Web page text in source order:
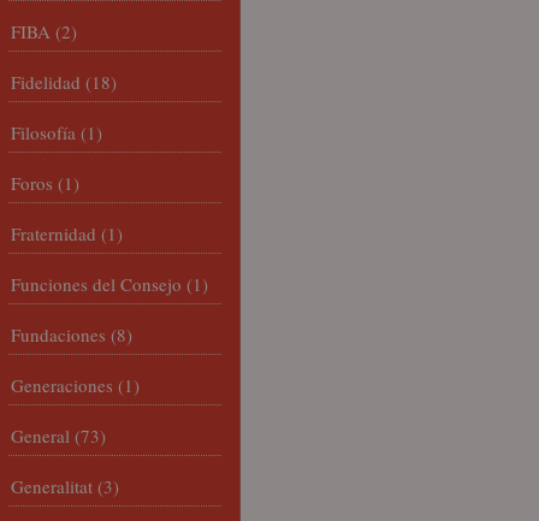
FIBA (2)
Fidelidad (18)
Filosofía (1)
Foros (1)
Fraternidad (1)
Funciones del Consejo (1)
Fundaciones (8)
Generaciones (1)
General (73)
Generalitat (3)